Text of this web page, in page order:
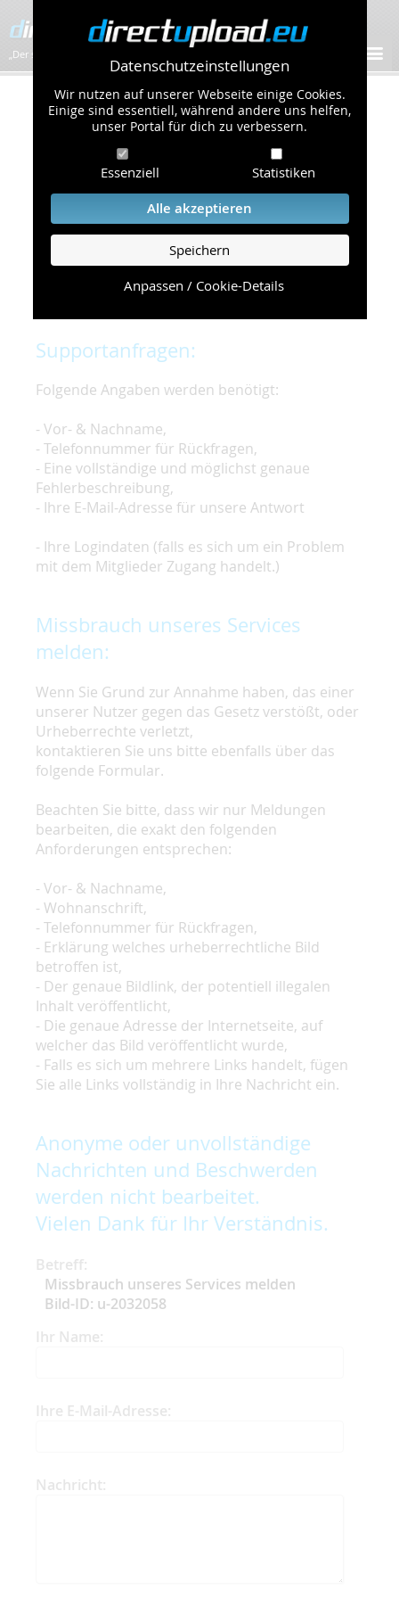
Datenschutzeinstellungen
Wir nutzen auf unserer Webseite einige Cookies.
Einige sind essentiell, während andere uns helfen,
unser Portal für dich zu verbessern.
Essenziell Statistiken
Alle akzeptieren
Speichern
Anpassen / Cookie-Details
„Der schnellste Bilder-Hoster im Web!”
Kontakt & Support
Um eine schnelle und unkomplizierte
Bearbeitung Ihres Problems zu gewährleisten,
bitten wir Sie,
folgende Punkte zu beachten und einzuhalten.
Die schnellste Hilfe finden Sie auf unserer
Seite, die die häufig gestellten Fragen
Supportanfragen:
Folgende Angaben werden benötigt:
- Vor- & Nachname,
- Telefonnummer für Rückfragen,
- Eine vollständige und möglichst genaue
Fehlerbeschreibung,
- Ihre E-Mail-Adresse für unsere Antwort
- Ihre Logindaten (falls es sich um ein Problem
mit dem Mitglieder Zugang handelt.)
Missbrauch unseres Services
melden:
Wenn Sie Grund zur Annahme haben, das einer
unserer Nutzer gegen das Gesetz verstößt, oder
Urheberrechte verletzt,
kontaktieren Sie uns bitte ebenfalls über das
folgende Formular.
Beachten Sie bitte, dass wir nur Meldungen
bearbeiten, die exakt den folgenden
Anforderungen entsprechen:
- Vor- & Nachname,
- Wohnanschrift,
- Telefonnummer für Rückfragen,
- Erklärung welches urheberrechtliche Bild
betroffen ist,
- Der genaue Bildlink, der potentiell illegalen
Inhalt veröffentlicht,
- Die genaue Adresse der Internetseite, auf
welcher das Bild veröffentlicht wurde,
- Falls es sich um mehrere Links handelt, fügen
Sie alle Links vollständig in Ihre Nachricht ein.
Anonyme oder unvollständige
Nachrichten und Beschwerden
werden nicht bearbeitet.
Vielen Dank für Ihr Verständnis.
Betreff:
Missbrauch unseres Services melden
Bild-ID: u-2032058
Ihr Name:
Ihre E-Mail-Adresse:
Nachricht: